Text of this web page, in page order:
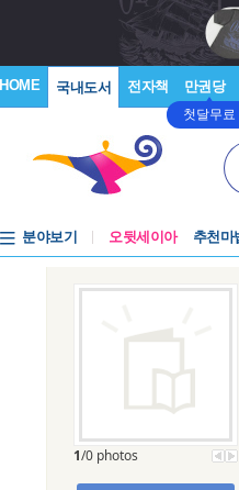
HOME 국내도서 전자책 만권당
첫달무료
분야보기 오뒷세이아 추천마
1/0 photos